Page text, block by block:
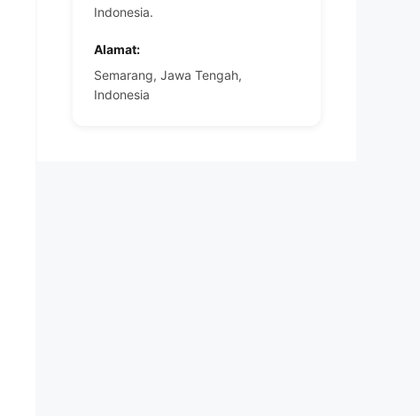
Indonesia.
Alamat:
Semarang, Jawa Tengah,
Indonesia